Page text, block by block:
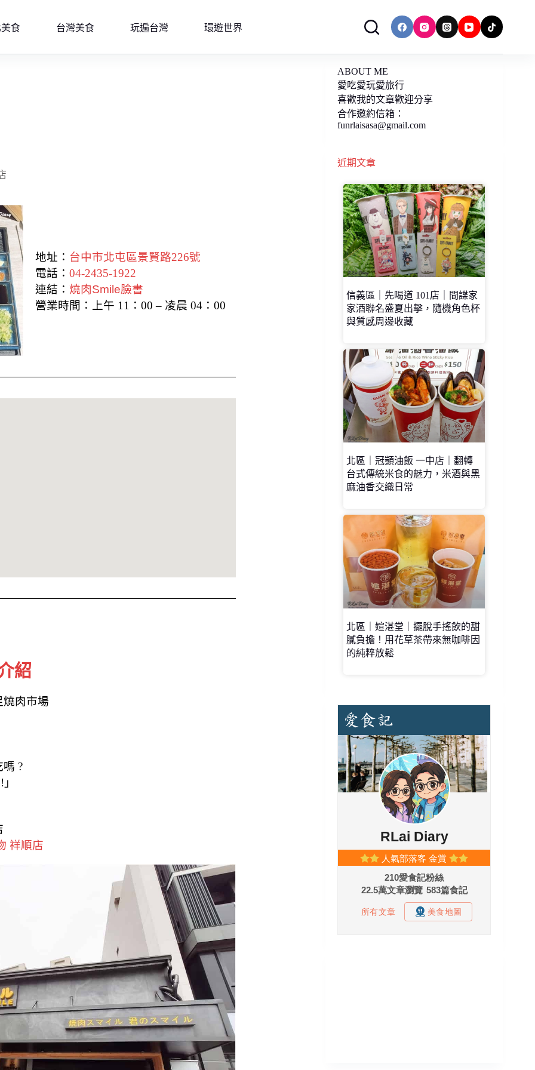
食 台灣美食 玩遍台灣 環遊世界
地址： 台中市北屯區景賢路226號
電話： 04-2435-1922
連結： 燒肉Smile臉書
營業時間：上午 11：00 – 凌晨 04：00
紹
燒肉市場
?
祥順店
ABOUT ME
愛吃愛玩愛旅行
喜歡我的文章歡迎分享
合作邀約信箱：
funrlaisasa@gmail.com
近期文章
信義區｜先喝道 101店｜間諜家
家酒聯名盛夏出擊，隨機角色杯
與質感周邊收藏
北區｜冠顗油飯 一中店｜翻轉
台式傳統米食的魅力，米酒與黑
麻油香交織日常
北區｜媗湛堂｜擺脫手搖飲的甜
膩負擔！用花草茶帶來無咖啡因
的純粹放鬆